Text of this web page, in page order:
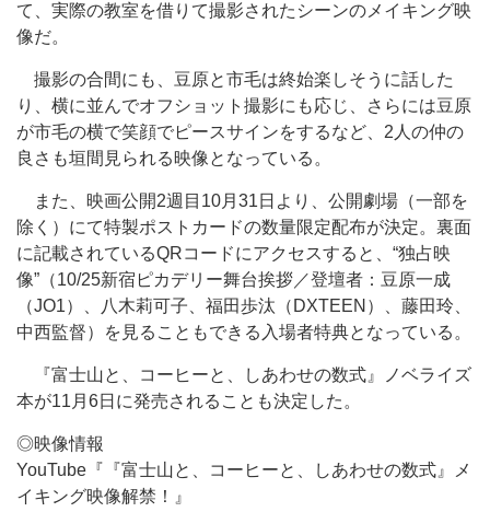
て、実際の教室を借りて撮影されたシーンのメイキング映
像だ。
撮影の合間にも、豆原と市毛は終始楽しそうに話した
り、横に並んでオフショット撮影にも応じ、さらには豆原
が市毛の横で笑顔でピースサインをするなど、2人の仲の
良さも垣間見られる映像となっている。
また、映画公開2週目10月31日より、公開劇場（一部を
除く）にて特製ポストカードの数量限定配布が決定。裏面
に記載されているQRコードにアクセスすると、“独占映
像”（10/25新宿ピカデリー舞台挨拶／登壇者：豆原一成
（JO1）、八木莉可子、福田歩汰（DXTEEN）、藤田玲、
中西監督）を見ることもできる入場者特典となっている。
『富士山と、コーヒーと、しあわせの数式』ノベライズ
本が11月6日に発売されることも決定した。
◎映像情報
YouTube『『富士山と、コーヒーと、しあわせの数式』メ
イキング映像解禁！』